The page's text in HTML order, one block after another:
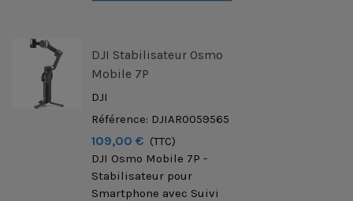
DJI Stabilisateur Osmo
Mobile 7P
DJI
Référence: DJIAR0059565
109,00 € (TTC)
DJI Osmo Mobile 7P -
Stabilisateur pour
Smartphone avec Suivi